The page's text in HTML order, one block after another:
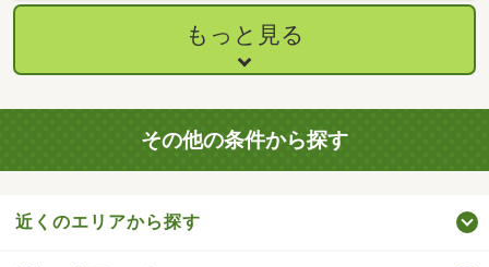
もっと見る
その他の条件から探す
近くのエリアから探す